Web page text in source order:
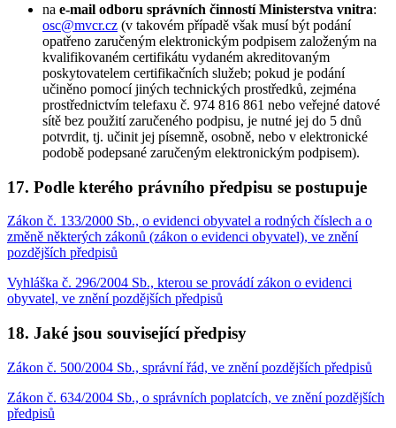
na e-mail odboru správních činností Ministerstva vnitra:
osc@mvcr.cz (v takovém případě však musí být podání
opatřeno zaručeným elektronickým podpisem založeným na
kvalifikovaném certifikátu vydaném akreditovaným
poskytovatelem certifikačních služeb; pokud je podání
učiněno pomocí jiných technických prostředků, zejména
prostřednictvím telefaxu č. 974 816 861 nebo veřejné datové
sítě bez použití zaručeného podpisu, je nutné jej do 5 dnů
potvrdit, tj. učinit jej písemně, osobně, nebo v elektronické
podobě podepsané zaručeným elektronickým podpisem).
17. Podle kterého právního předpisu se postupuje
Zákon č. 133/2000 Sb., o evidenci obyvatel a rodných číslech a o
změně některých zákonů (zákon o evidenci obyvatel), ve znění
pozdějších předpisů
Vyhláška č. 296/2004 Sb., kterou se provádí zákon o evidenci
obyvatel, ve znění pozdějších předpisů
18. Jaké jsou související předpisy
Zákon č. 500/2004 Sb., správní řád, ve znění pozdějších předpisů
Zákon č. 634/2004 Sb., o správních poplatcích, ve znění pozdějších
předpisů